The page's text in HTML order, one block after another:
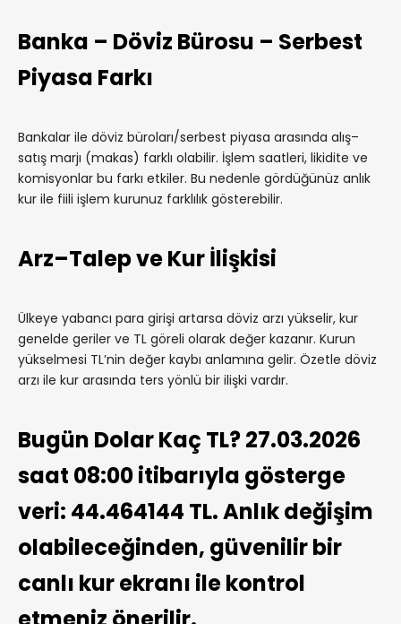
Banka – Döviz Bürosu – Serbest
Piyasa Farkı
Bankalar ile döviz büroları/serbest piyasa arasında alış–
satış marjı (makas) farklı olabilir. İşlem saatleri, likidite ve
komisyonlar bu farkı etkiler. Bu nedenle gördüğünüz anlık
kur ile fiili işlem kurunuz farklılık gösterebilir.
Arz–Talep ve Kur İlişkisi
Ülkeye yabancı para girişi artarsa döviz arzı yükselir, kur
genelde geriler ve TL göreli olarak değer kazanır. Kurun
yükselmesi TL’nin değer kaybı anlamına gelir. Özetle döviz
arzı ile kur arasında ters yönlü bir ilişki vardır.
Bugün Dolar Kaç TL? 27.03.2026
saat 08:00 itibarıyla gösterge
veri: 44.464144 TL. Anlık değişim
olabileceğinden, güvenilir bir
canlı kur ekranı ile kontrol